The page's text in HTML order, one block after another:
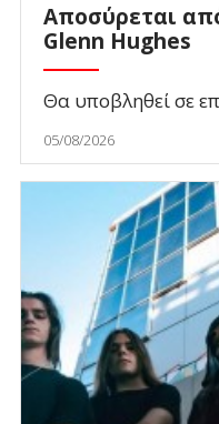
Αποσύρεται
Glenn Hughes
Θα υποβληθεί σε
05/08/2026